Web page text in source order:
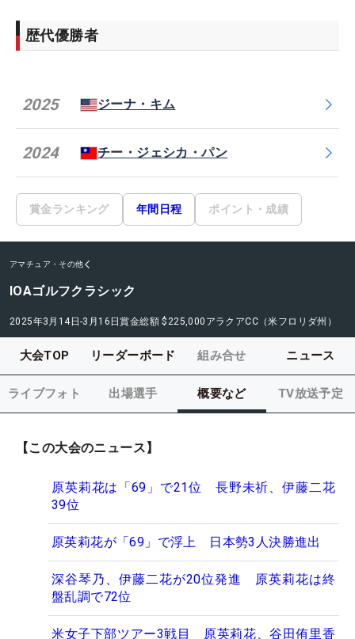
歴代優勝者
2025 ジーナ・キム
2024 チー・ジェシカ・パン
賞金ランキング 年間日程 ポイント・成績
アマチュア・その他
IOAゴルフクラシック
2025年3月14日-3月16日賞金総額 $225,000 アラクアCC（米フロリダ州）
大会TOP リーダーボード 組み合せ ニュース
ライブフォト 出場選手 概要など TV放送予定
【この大会のニュース】
原英莉花は「69」で21位 長野未祈、伊藤二花
39位
原英莉花が「69」で浮上 日本勢3人決勝進出
深谷琴乃、伊藤二花が20位発進 原英莉花は終
盤乱調で72位
米女子下部ツアー3戦目 原英莉花、谷田侑里香